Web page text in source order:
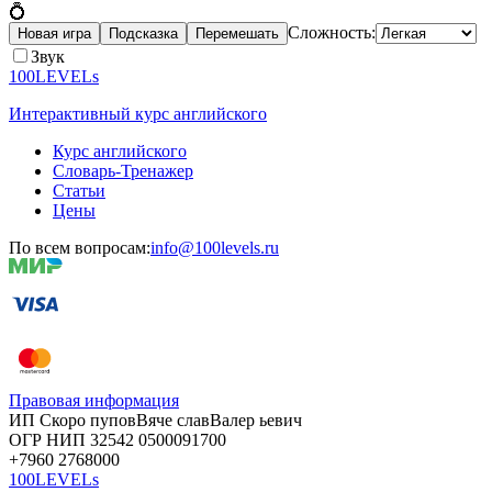
💍
Новая игра Подсказка Перемешать Сложность:
Звук
100LEVELs
Интерактивный курс английского
Курс английского
Словарь-Тренажер
Статьи
Цены
По всем вопросам:info@100levels.ru
Правовая информация
ИП Скоро пуповВяче славВалер ьевич
ОГР НИП 32542 0500091700
+7960 2768000
100LEVELs